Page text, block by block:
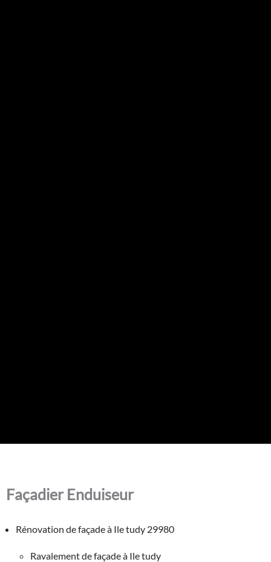
Façadier Enduiseur
Rénovation de façade à Ile tudy 29980
Ravalement de façade à Ile tudy